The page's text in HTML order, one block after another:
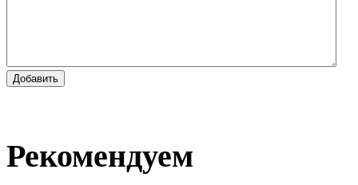
Добавить
Рекомендуем